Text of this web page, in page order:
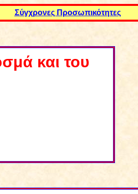
Σύγχρονες Προσωπικότητες
και του